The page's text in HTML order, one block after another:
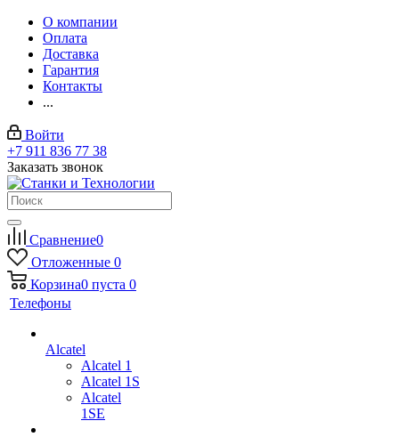
О компании
Оплата
Доставка
Гарантия
Контакты
...
Войти
+7 911 836 77 38
Заказать звонок
Сравнение0
Отложенные 0
Корзина0 пуста 0
Телефоны
Alcatel
Alcatel 1
Alcatel 1S
Alcatel
1SE